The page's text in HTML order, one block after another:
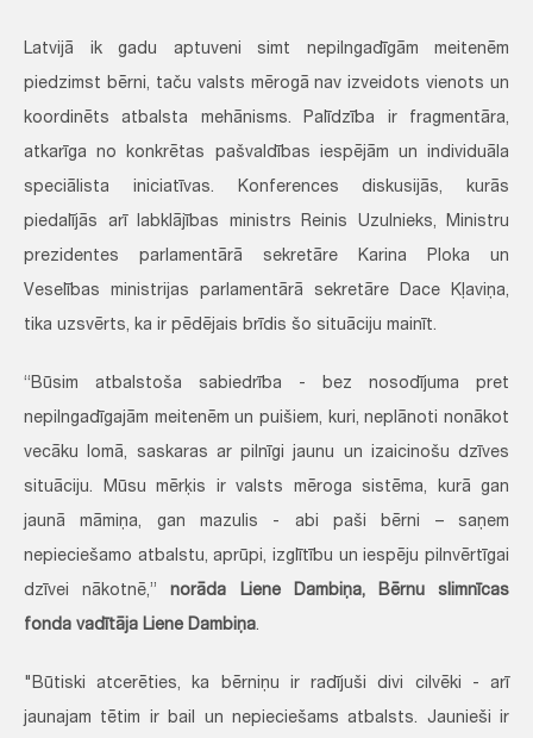
Latvijā ik gadu aptuveni simt nepilngadīgām meitenēm
piedzimst bērni, taču valsts mērogā nav izveidots vienots un
koordinēts atbalsta mehānisms. Palīdzība ir fragmentāra,
atkarīga no konkrētas pašvaldības iespējām un individuāla
speciālista iniciatīvas. Konferences diskusijās, kurās
piedalījās arī labklājības ministrs Reinis Uzulnieks, Ministru
prezidentes parlamentārā sekretāre Karina Ploka un
Veselības ministrijas parlamentārā sekretāre Dace Kļaviņa,
tika uzsvērts, ka ir pēdējais brīdis šo situāciju mainīt.
“Būsim atbalstoša sabiedrība - bez nosodījuma pret
nepilngadīgajām meitenēm un puišiem, kuri, neplānoti nonākot
vecāku lomā, saskaras ar pilnīgi jaunu un izaicinošu dzīves
situāciju. Mūsu mērķis ir valsts mēroga sistēma, kurā gan
jaunā māmiņa, gan mazulis - abi paši bērni – saņem
nepieciešamo atbalstu, aprūpi, izglītību un iespēju pilnvērtīgai
dzīvei nākotnē,”norāda Liene Dambiņa, Bērnu slimnīcas
fonda vadītāja Liene Dambiņa.
"Būtiski atcerēties, ka bērniņu ir radījuši divi cilvēki - arī
jaunajam tētim ir bail un nepieciešams atbalsts. Jaunieši ir